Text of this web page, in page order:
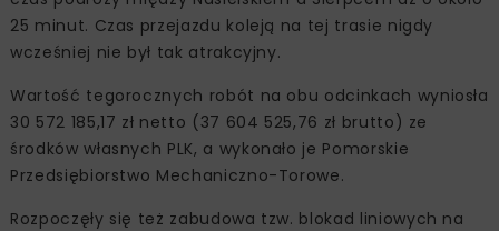
25 minut. Czas przejazdu koleją na tej trasie nigdy
wcześniej nie był tak atrakcyjny.
Wartość tegorocznych robót na obu odcinkach wyniosła
30 572 185,17 zł netto (37 604 525,76 zł brutto) ze
środków własnych PLK, a wykonało je Pomorskie
Przedsiębiorstwo Mechaniczno-Torowe.
Rozpoczęły się też zabudowa tzw. blokad liniowych na